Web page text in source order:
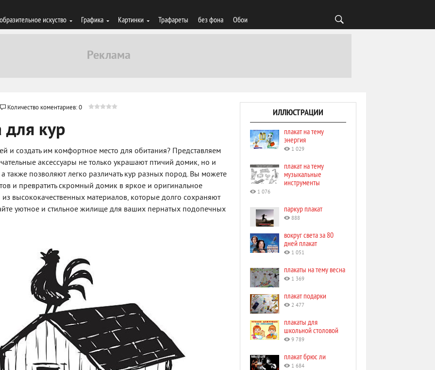
искуство Графика Картинки Трафареты без фона Обои
Количество коментариев: 0
для кур
и создать им комфортное место для обитания? Представляем
аксессуары не только украшают птичий домик, но и
также позволяют легко различать кур разных пород. Вы можете
и превратить скромный домик в яркое и оригинальное
высококачественных материалов, которые долго сохраняют
уютное и стильное жилище для ваших пернатых подопечных
ИЛЛЮСТРАЦИИ
плакат на тему
энергия
1 029
плакат на тему
музыкальные
инструменты
1 076
паркур плакат
888
вокруг света за 80
дней плакат
1 051
плакаты на тему весна
1 369
плакат подарки
2 477
плакаты для
школьной столовой
9 789
плакат брюс ли
1 684